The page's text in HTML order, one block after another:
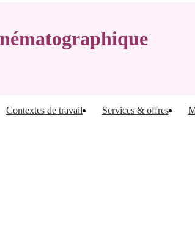
Contextes de travail Services & offres